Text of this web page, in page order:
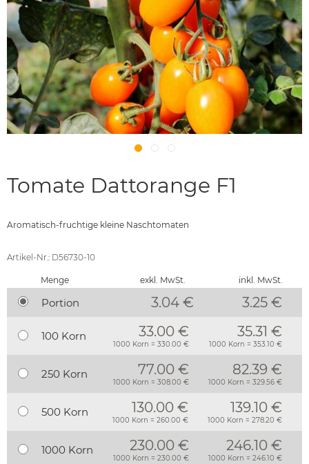
Tomate Dattorange F1
Aromatisch-fruchtige kleine Naschtomaten
Artikel-Nr.: D56730-10
Menge exkl. MwSt. inkl. MwSt.
Portion 3.04 € 3.25 €
100 Korn 33.00 €
1000 Korn = 330.00 €
35.31 €
1000 Korn = 353.10 €
250 Korn 77.00 €
1000 Korn = 308.00 €
82.39 €
1000 Korn = 329.56 €
500 Korn 130.00 €
1000 Korn = 260.00 €
139.10 €
1000 Korn = 278.20 €
1000 Korn 230.00 €
1000 Korn = 230.00 €
246.10 €
1000 Korn = 246.10 €